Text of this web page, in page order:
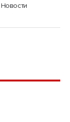
Новости